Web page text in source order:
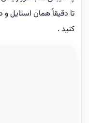
تا دقیقاً همان استایل
کنید .